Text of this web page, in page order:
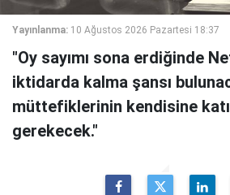
Yayınlanma: 10 Ağustos 2026 Pazartesi 18:37
"Oy sayımı sona erdiğinde
iktidarda kalma şansı
müttefiklerinin kendisine
gerekecek."